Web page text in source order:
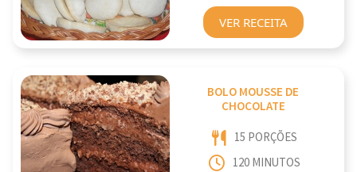
VER RECEITA
BOLO MOUSSE DE
CHOCOLATE
15 PORÇÕES
120 MINUTOS